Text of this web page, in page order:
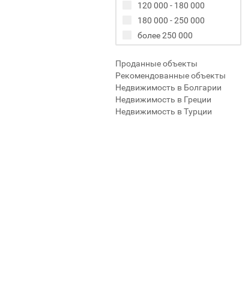
120 000 - 180 000
180 000 - 250 000
более 250 000
Проданные объекты
Рекомендованные объекты
Недвижимость в Болгарии
Недвижимость в Греции
Недвижимость в Турции